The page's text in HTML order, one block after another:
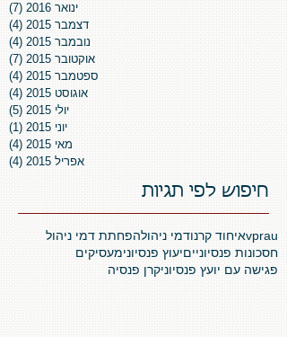
ינואר 2016
(7)
דצמבר 2015
(4)
נובמבר 2015
(4)
אוקטובר 2015
(7)
ספטמבר 2015
(4)
אוגוסט 2015
(4)
יולי 2015
(5)
יוני 2015
(1)
מאי 2015
(4)
אפריל 2015
(4)
חיפוש לפי תגיות
vprauאיחוד קרנודמי ניהולהפחתת דמי ניהול
חסכונות פנסיונייםיעוץ פנסיונימעסיקים
פגישה עם יועץ פנסיוניקרן פנסיה